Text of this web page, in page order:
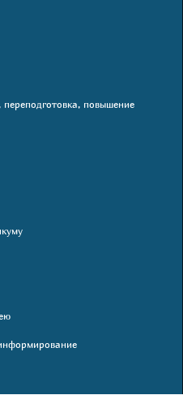
повышение